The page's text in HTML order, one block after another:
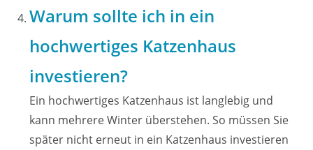
Warum sollte ich in ein
hochwertiges Katzenhaus
investieren?
Ein hochwertiges Katzenhaus ist langlebig und
kann mehrere Winter überstehen. So müssen Sie
später nicht erneut in ein Katzenhaus investieren